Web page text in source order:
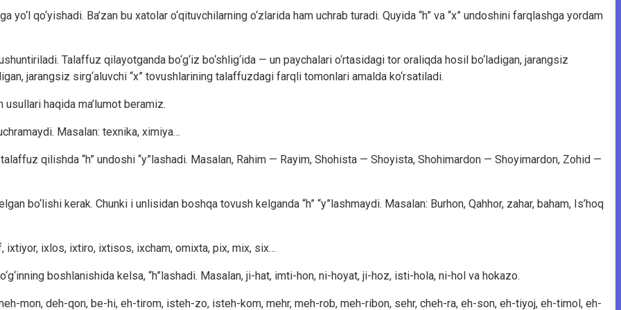
yo‘l qo‘yishadi. Ba’zan bu xatolar o‘qituvchilarning o‘zlarida ham uchrab turadi. Quyida “h” va “x” undoshini farqlashga yordam
Talaffuz qilayotganda bo‘g‘iz bo‘shlig‘ida — un paychalari o‘rtasidagi tor oraliqda hosil bo‘ladigan, jarangsiz
jarangsiz sirg‘aluvchi “x” tovushlari­ning talaffuzdagi farqli tomonlari amalda ko‘rsatiladi.
haqida ma’lumot beramiz.
Masalan: texnika, ximiya…
talaffuz qilishda “h” undoshi “y”lashadi. Masalan, Rahim — Rayim, Sho­hista — Shoyista, Shohimardon — Shoyimardon, Zohid —
bo‘lishi kerak. Chunki i unlisidan boshqa tovush kelganda “h” “y”lashmaydi. Masalan: Burhon, Qahhor, zahar, baham, Is’hoq
ixtiyor, ixlos, ixtiro, ixtisos, ixcham, omixta, pix, mix, six…
boshlanishida kelsa, “h”lashadi. Masalan, ji-hat, imti-hon, ni-ho­yat, ji-hoz, isti-hola, ni-hol va hokazo.
mon, deh-qon, be-hi, eh-tirom, isteh-zo, isteh-kom, mehr, meh-rob, meh-ribon, sehr, cheh-ra, eh-son, eh-tiyoj, eh-timol, eh-